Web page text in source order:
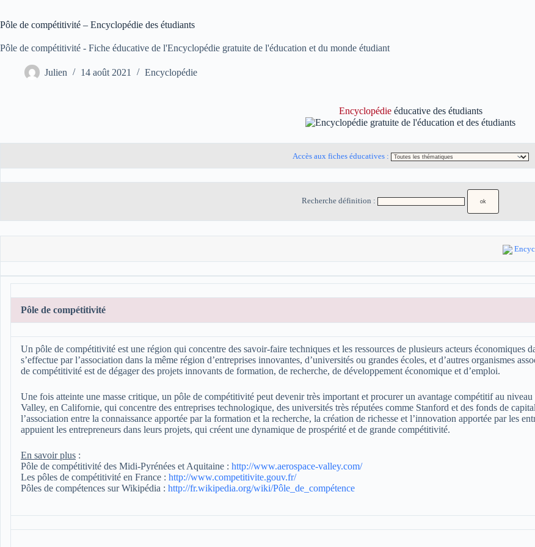
Pôle de compétitivité – Encyclopédie des étudiants
Pôle de compétitivité - Fiche éducative de l'Encyclopédie gratuite de l'éducation et du monde étudiant
Julien 14 août 2021 Encyclopédie
Encyclopédieéducative des étudiants
Accès aux fiches éducatives :
Recherche définition :
Pôle de compétitivité
Un pôle de compétitivité est une région qui concentre des savoir-faire techniques et les ressources de plusieurs acteurs économiques
s’effectue par l’association dans la même région d’entreprises innovantes, d’universités ou grandes écoles, et d’autres organismes
de compétitivité est de dégager des projets innovants de formation, de recherche, de développement économique et d’emploi.
Une fois atteinte une masse critique, un pôle de compétitivité peut devenir très important et procurer un avantage compétitif au
Valley, en Californie, qui concentre des entreprises technologique, des universités très réputées comme Stanford et des fonds de
l’association entre la connaissance apportée par la formation et la recherche, la création de richesse et l’innovation apportée par les
appuient les entrepreneurs dans leurs projets, qui créent une dynamique de prospérité et de grande compétitivité.
En savoir plus :
Pôle de compétitivité des Midi-Pyrénées et Aquitaine : http://www.aerospace-valley.com/
Les pôles de compétitivité en France : http://www.competitivite.gouv.fr/
Pôles de compétences sur Wikipédia : http://fr.wikipedia.org/wiki/Pôle_de_compétence